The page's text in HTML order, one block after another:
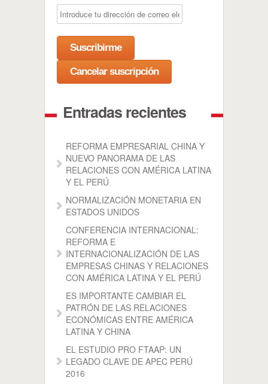
Entradas recientes
REFORMA EMPRESARIAL CHINA Y
NUEVO PANORAMA DE LAS
RELACIONES CON AMÉRICA LATINA
Y EL PERÚ
NORMALIZACIÓN MONETARIA EN
ESTADOS UNIDOS
CONFERENCIA INTERNACIONAL:
REFORMA E
INTERNACIONALIZACIÓN DE LAS
EMPRESAS CHINAS Y RELACIONES
CON AMÉRICA LATINA Y EL PERÚ
ES IMPORTANTE CAMBIAR EL
PATRÓN DE LAS RELACIONES
ECONÓMICAS ENTRE AMÉRICA
LATINA Y CHINA
EL ESTUDIO PRO FTAAP: UN
LEGADO CLAVE DE APEC PERÚ
2016